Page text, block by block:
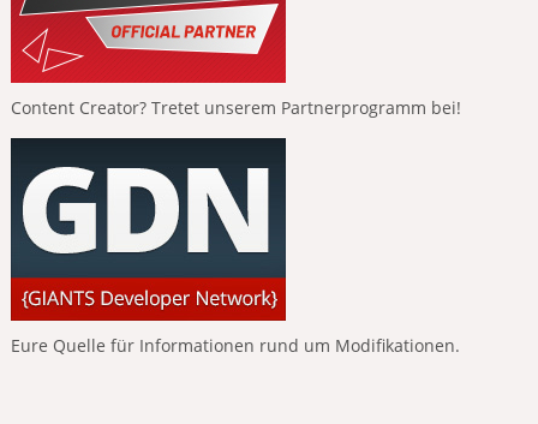
Content Creator? Tretet unserem Partnerprogramm bei!
Eure Quelle für Informationen rund um Modifikationen.